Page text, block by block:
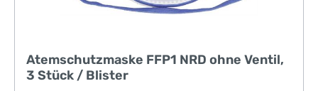
Atemschutzmaske FFP1 NRD ohne Ventil,
3 Stück / Blister